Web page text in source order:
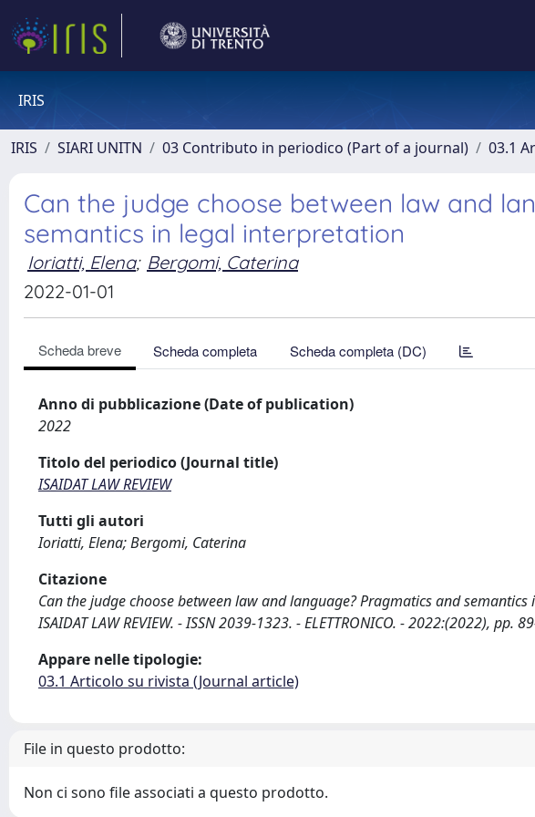
IRIS
IRIS SIARI UNITN 03 Contributo in periodico (Part of a journal) 03.1
Can the judge choose between law and
semantics in legal interpretation
Ioriatti, Elena; Bergomi, Caterina
2022-01-01
Scheda breve Scheda completa Scheda completa (DC)
Anno di pubblicazione (Date of publication)
2022
Titolo del periodico (Journal title)
ISAIDAT LAW REVIEW
Tutti gli autori
Ioriatti, Elena; Bergomi, Caterina
Citazione
Can the judge choose between law and language? Pragmatics and
ISAIDAT LAW REVIEW. - ISSN 2039-1323. - ELETTRONICO. - 2022:(2022), pp.
Appare nelle tipologie:
03.1 Articolo su rivista (Journal article)
File in questo prodotto:
Non ci sono file associati a questo prodotto.